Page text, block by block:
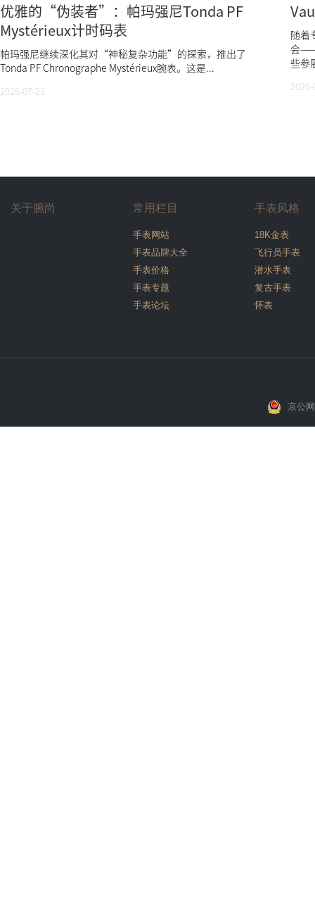
优雅的“伪装者”：帕玛强尼Tonda PF
Mystérieux计时码表
帕玛强尼继续深化其对“神秘复杂功能”的探索，推出了
Tonda PF Chronographe Mystérieux腕表。这是...
2026-07-23
随着
会——
些参
关于腕尚 常用栏目
手表网站
手表品牌大全
手表价格
手表专题
手表论坛
手表风格
18K金表
飞行员手表
潜水手表
复古手表
怀表
京公